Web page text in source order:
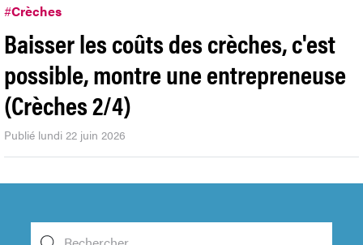
#Crèches
Baisser les coûts des crèches, c'est
possible, montre une entrepreneuse
(Crèches 2/4)
Publié lundi 22 juin 2026